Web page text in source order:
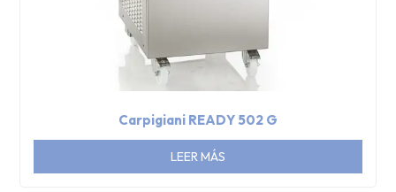
Carpigiani READY 502 G
LEER MÁS